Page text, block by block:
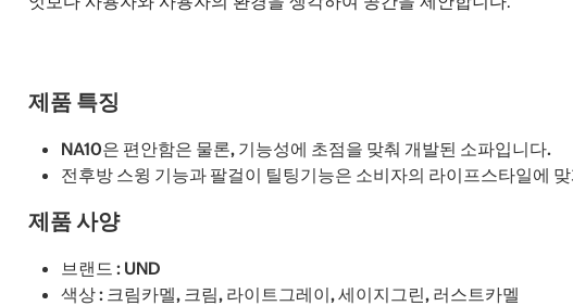
제품 특징
NA10은 편안함은 물론, 기능성에 초점을 맞춰 개발된 소파입니다.
전후방 스윙 기능과 팔걸이 틸팅기능은 소비자의 라이프스타일에
제품 사양
브랜드 : UND
색상 : 크림카멜, 크림, 라이트그레이, 세이지그린, 러스트카멜